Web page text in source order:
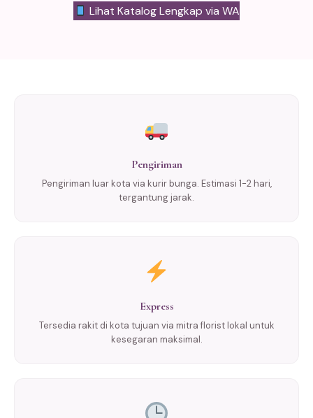
Lihat Katalog Lengkap via WA
Pengiriman
Pengiriman luar kota via kurir bunga. Estimasi 1-2 hari,
tergantung jarak.
Express
Tersedia rakit di kota tujuan via mitra florist lokal untuk
kesegaran maksimal.